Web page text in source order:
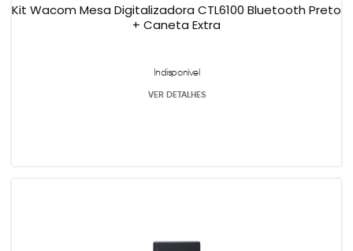
Kit Wacom Mesa Digitalizadora CTL6100 Bluetooth Preto
+ Caneta Extra
Indisponível
VER DETALHES